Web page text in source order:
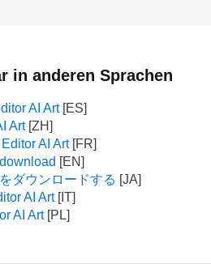
in anderen Sprachen
AI Art
Art
AI Art
ダウンロードする
AI Art
AI Art